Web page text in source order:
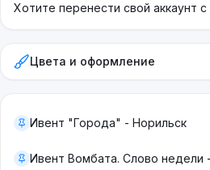
Хотите перенести свой аккаунт с
Цвета и оформление
Ивент "Города" - Норильск
Ивент Вомбата. Слово недели